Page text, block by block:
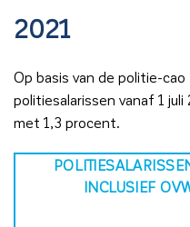
2021
Op basis van de politie-
politiesalarissen vanaf 1
met 1,3 procent.
INCLUSIEF